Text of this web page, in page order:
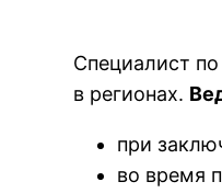
Специалист
в регионах.
при
во время